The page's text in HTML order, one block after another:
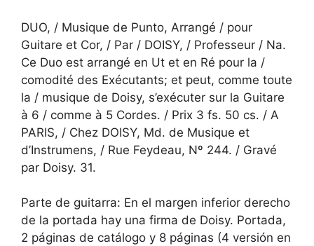
DUO, / Musique de Punto, Arrangé / pour
Guitare et Cor, / Par / DOISY, / Professeur / Na.
Ce Duo est arrangé en Ut et en Ré pour la /
comodité des Exécutants; et peut, comme toute
la / musique de Doisy, s’exécuter sur la Guitare
à 6 / comme à 5 Cordes. / Prix 3 fs. 50 cs. / A
PARIS, / Chez DOISY, Md. de Musique et
d’Instrumens, / Rue Feydeau, Nº 244. / Gravé
par Doisy. 31.
Parte de guitarra: En el margen inferior derecho
de la portada hay una firma de Doisy. Portada,
2 páginas de catálogo y 8 páginas (4 versión en